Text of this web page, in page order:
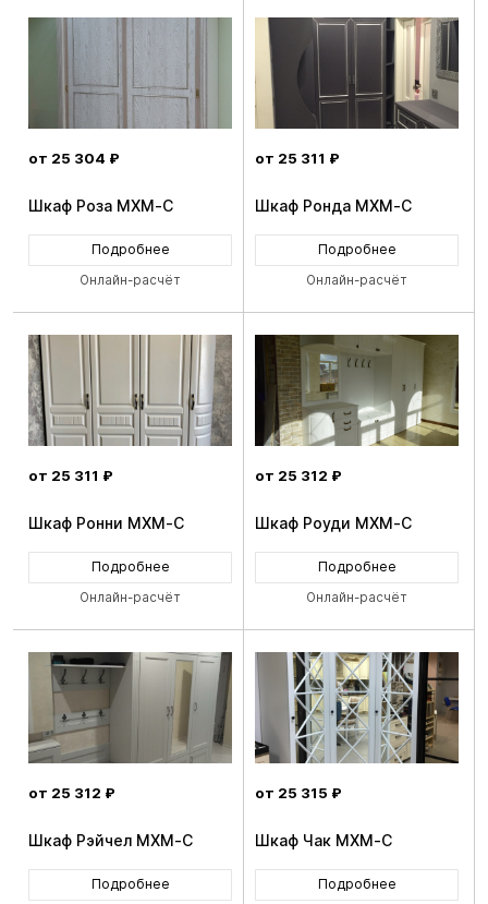
от 25 304 ₽
Шкаф Роза MXM-C
Подробнее
Онлайн-расчёт
от 25 311 ₽
Шкаф Ронда MXM-C
Подробнее
Онлайн-расчёт
от 25 311 ₽
Шкаф Ронни MXM-C
Подробнее
Онлайн-расчёт
от 25 312 ₽
Шкаф Роуди MXM-C
Подробнее
Онлайн-расчёт
от 25 312 ₽
Шкаф Рэйчел MXM-C
Подробнее
от 25 315 ₽
Шкаф Чак MXM-C
Подробнее